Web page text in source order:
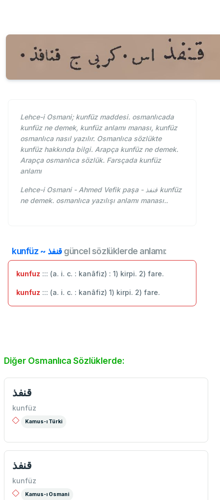
Lehce-i Osmani; kunfüz maddesi. osmanlıcada
kunfüz ne demek, kunfüz anlamı manası, kunfüz
osmanlıca nasıl yazılır. Osmanlıca sözlükte
kunfüz hakkında bilgi. Arapça kunfüz ne demek.
Arapça osmanlıca sözlük. Farsçada kunfüz
anlamı
Lehce-i Osmani - Ahmed Vefik paşa - قنفذ kunfüz
ne demek. osmanlıca yazılışı anlamı manası..
kunfüz ~ قنفذ güncel sözlüklerde anlamı:
kunfuz ::: (a. i. c. : kanâfiz) : 1) kirpi. 2) fare.
kunfuz ::: (a. i. c. : kanâfiz) 1) kirpi. 2) fare.
Diğer Osmanlıca Sözlüklerde:
قنفذ
kunfüz
Kamus-ı Türki
قنفذ
kunfüz
Kamus-ı Osmani